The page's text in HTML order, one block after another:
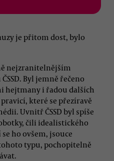
je přitom dost, bylo
nejzranitelnějším
Byl jemně řečeno
hejtmany i řadou dalších
které se přezíravě
Uvnitř ČSSD byl spíše
čili idealistického
ho ovšem, jsouce
typu, pochopitelně